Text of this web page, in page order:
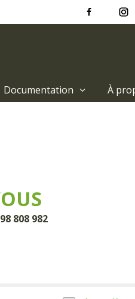
Documentation À
808 982